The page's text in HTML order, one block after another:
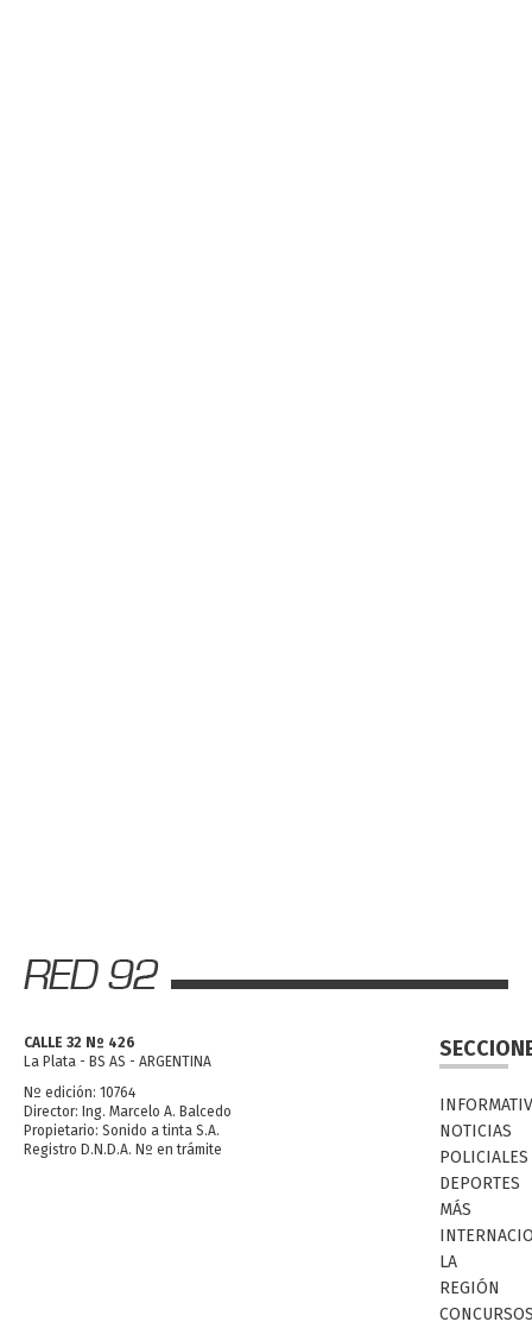
CALLE 32 Nº 426
La Plata - BS AS - ARGENTINA
Nº edición: 10764
Director: Ing. Marcelo A. Balcedo
Propietario: Sonido a tinta S.A.
Registro D.N.D.A. Nº en trámite
NOTICIAS
POLICIALES
DEPORTES
MÁS
LA
REGIÓN